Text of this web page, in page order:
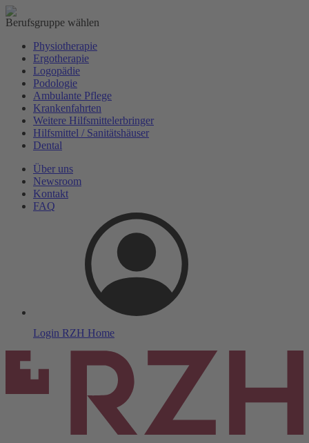
Berufsgruppe wählen
Physiotherapie
Ergotherapie
Logopädie
Podologie
Ambulante Pflege
Krankenfahrten
Weitere Hilfsmittelerbringer
Hilfsmittel / Sanitätshäuser
Dental
Über uns
Newsroom
Kontakt
FAQ
Login RZH Home